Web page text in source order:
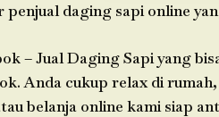
daging sapi online
– Jual Daging Sapi yang
Anda cukup relax di
belanja online kami siap